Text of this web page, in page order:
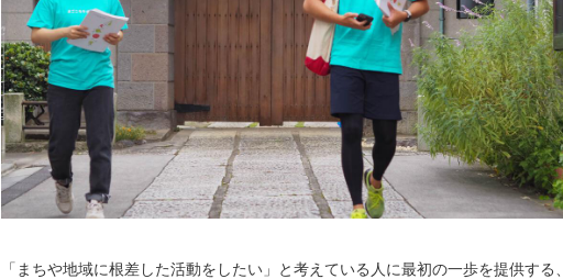
「まちや地域に根差した活動をしたい」と考えている人に最初の一歩を提供する、